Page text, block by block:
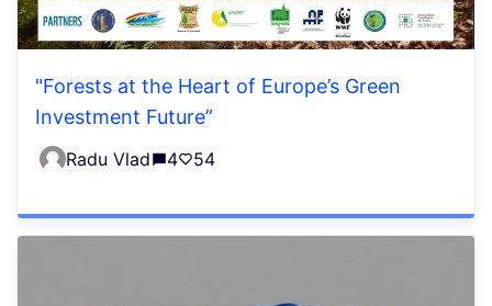
"Forests at the Heart of Europe’s Green
Investment Future”
Radu Vlad 4 54